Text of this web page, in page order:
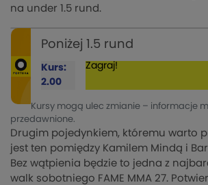
na under 1.5 rund.
Poniżej 1.5 rund
Kurs:
2.00
Zagraj!
Kursy mogą ulec zmianie – informacje
przedawnione.
Drugim pojedynkiem, któremu warto
jest ten pomiędzy Kamilem Mindą i
Bez wątpienia będzie to jedna z
walk sobotniego FAME MMA 27.